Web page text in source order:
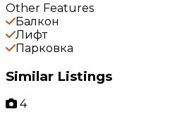
Other Features
Балкон
Лифт
Парковка
Similar Listings
4